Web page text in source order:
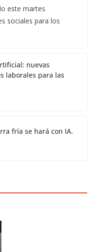
este martes
sociales para los
nuevas
laborales para las
fría se hará con IA.